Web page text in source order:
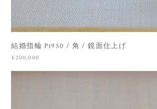
結婚指輪 Pt950 / 角 / 鏡面仕上げ
¥200,000